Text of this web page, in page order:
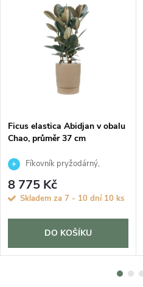
Ficus elastica Abidjan v obalu
Chao, průměr 37 cm
Fíkovník pryžodárný,
Fíkovník, Gumovník
8 775 Kč
Skladem za 7 - 10 dní 10 ks
DO KOŠÍKU